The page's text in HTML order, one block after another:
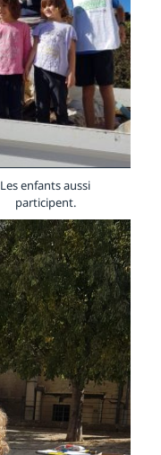
Les enfants aussi
participent.